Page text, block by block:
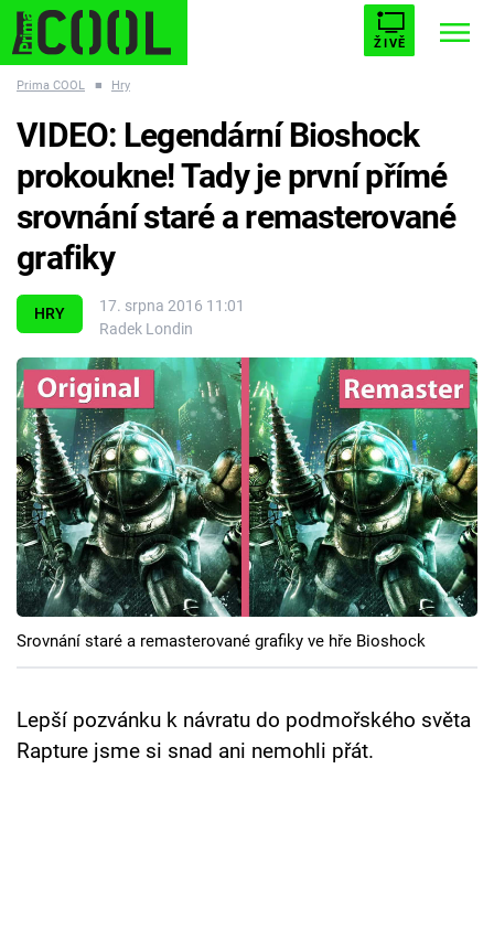
ŽIVĚ
ESCAPE PLNEJ KOTEL AVENGERS 5
Témata
Filmy
Seriály
Hry
Cool Esport
Pořady
TV Program
Přihlášení
Prima COOL ■ Hry
HRY
17. srpna 2016 11:01
Radek Londin
VIDEO: Legendární Bioshock
prokoukne! Tady je první přímé
srovnání staré a remasterované
grafiky
Srovnání staré a remasterované grafiky ve hře Bioshock
Lepší pozvánku k návratu do podmořského světa
Rapture jsme si snad ani nemohli přát.